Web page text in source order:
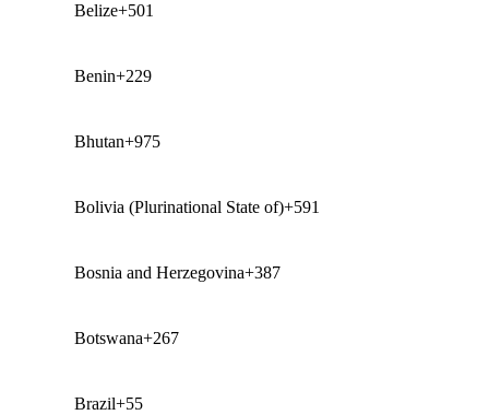
Belize+501
Benin+229
Bhutan+975
Bolivia (Plurinational State of)+591
Bosnia and Herzegovina+387
Botswana+267
Brazil+55